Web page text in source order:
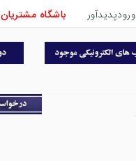
ورودپدیدآور باشگاه مشتریان